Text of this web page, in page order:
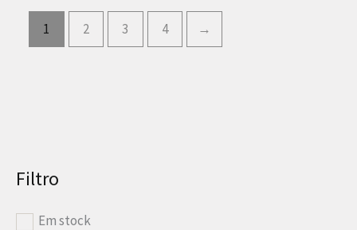
Filtro
Em stock
1 2 3 4 →